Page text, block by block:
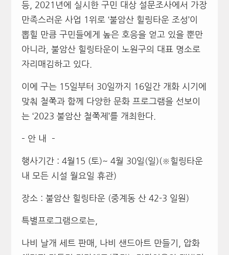
등, 2021년에 실시한 구민 대상 설문조사에서 가장
만족스러운 사업 1위로 ‘불암산 힐링타운 조성’이
뽑힐 만큼 구민들에게 높은 호응을 얻고 있을 뿐만
아니라, 불암산 힐링타운이 노원구의 대표 명소로
자리매김하고 있다.
이에 구는 15일부터 30일까지 16일간 개화 시기에
맞춰 철쭉과 함께 다양한 문화 프로그램을 선보이
는 ‘2023 불암산 철쭉제’를 개최한다.
– 안 내 –
행사기간 : 4월15 (토)~ 4월 30일(일)(※힐링타운
내 모든 시설 월요일 휴관)
장소 : 불암산 힐링타운 (중계동 산 42-3 일원)
특별프로그램으로는,
나비 날개 세트 판매, 나비 샌드아트 만들기, 압화